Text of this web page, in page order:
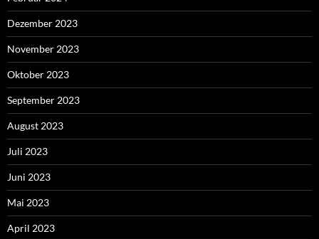
Dezember 2023
November 2023
Oktober 2023
September 2023
August 2023
Juli 2023
Juni 2023
Mai 2023
April 2023